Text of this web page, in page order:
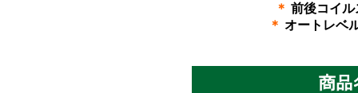
＊ 前後コイ
＊ オートレベ